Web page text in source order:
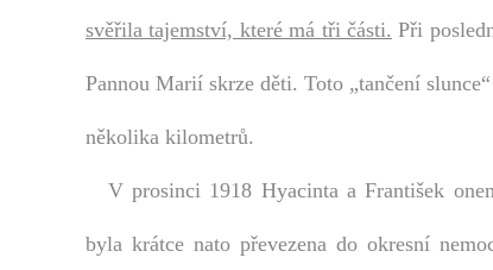
svěřila tajemství, které má tři části. Při
Pannou Marií skrze děti. Toto „tančení
několika kilometrů.
V prosinci 1918 Hyacinta a František
byla krátce nato převezena do okresní